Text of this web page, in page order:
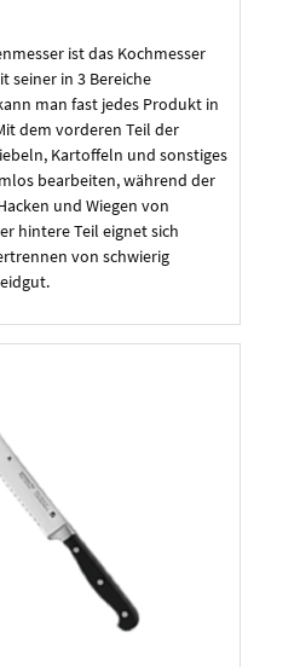
ist das Kochmesser
seiner in 3 Bereiche
man fast jedes Produkt in
dem vorderen Teil der
Kartoffeln und sonstiges
bearbeiten, während der
und Wiegen von
hintere Teil eignet sich
von schwierig